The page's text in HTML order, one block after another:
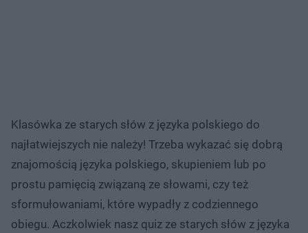
Klasówka ze starych słów z języka polskiego do
najłatwiejszych nie należy! Trzeba wykazać się dobrą
znajomością języka polskiego, skupieniem lub po
prostu pamięcią związaną ze słowami, czy też
sformułowaniami, które wypadły z codziennego
obiegu. Aczkolwiek nasz quiz ze starych słów z języka